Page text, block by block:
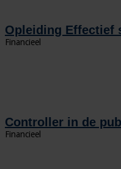
Opleiding Effectief
Financieel
Controller in de
Financieel